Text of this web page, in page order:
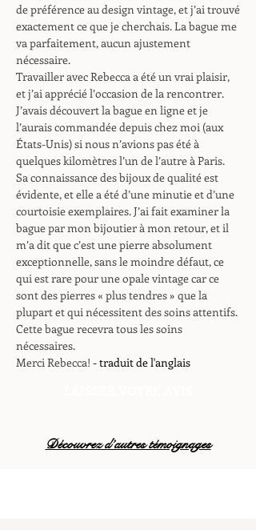
de préférence au design vintage, et j’ai trouvé
exactement ce que je cherchais. La bague me
va parfaitement, aucun ajustement
nécessaire.
Travailler avec Rebecca a été un vrai plaisir,
et j’ai apprécié l’occasion de la rencontrer.
J’avais découvert la bague en ligne et je
l’aurais commandée depuis chez moi (aux
États-Unis) si nous n’avions pas été à
quelques kilomètres l’un de l’autre à Paris.
Sa connaissance des bijoux de qualité est
évidente, et elle a été d’une minutie et d’une
courtoisie exemplaires. J’ai fait examiner la
bague par mon bijoutier à mon retour, et il
m’a dit que c’est une pierre absolument
exceptionnelle, sans le moindre défaut, ce
qui est rare pour une opale vintage car ce
sont des pierres « plus tendres » que la
plupart et qui nécessitent des soins attentifs.
Cette bague recevra tous les soins
nécessaires.
Merci Rebecca! - traduit de l'anglais
Découvrez d’autres témoignages